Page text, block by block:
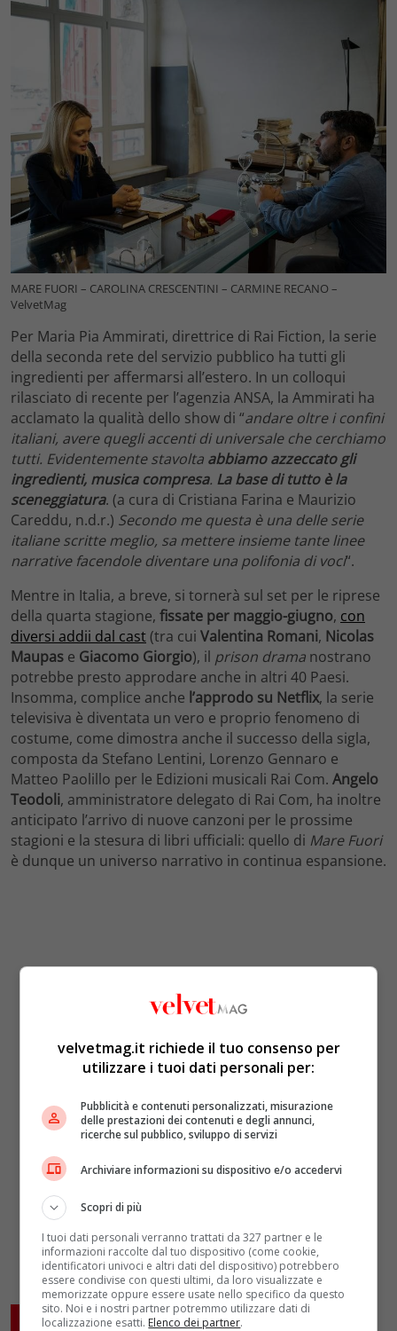
MARE FUORI – CAROLINA CRESCENTINI – CARMINE RECANO –
VelvetMag
Per Maria Pia Ammirati, direttrice di Rai Fiction, la serie
della seconda rete del servizio pubblico ha tutti gli
ingredienti per affermarsi all’estero. In un colloqui
rilasciato di recente per l’agenzia ANSA, la Ammirati ha
acclamato la qualità dello show di “andare oltre i confini
italiani, avere quegli accenti di universale che cerchiamo
tutti. Evidentemente stavolta abbiamo azzeccato gli
ingredienti, musica compresa. La base di tutto è la
sceneggiatura. (a cura di Cristiana Farina e Maurizio
Careddu, n.d.r.) Secondo me questa è una delle serie
italiane scritte meglio, sa mettere insieme tante linee
narrative facendole diventare una polifonia di voci“.
Mentre in Italia, a breve, si tornerà sul set per le riprese
della quarta stagione, fissate per maggio-giugno, con
diversi addii dal cast(tra cui Valentina Romani, Nicolas
Maupas e Giacomo Giorgio), il prison drama nostrano
potrebbe presto approdare anche in altri 40 Paesi.
Insomma, complice anche l’approdo su Netflix, la serie
televisiva è diventata un vero e proprio fenomeno di
costume, come dimostra anche il successo della sigla,
composta da Stefano Lentini, Lorenzo Gennaro e
Matteo Paolillo per le Edizioni musicali Rai Com. Angelo
Teodoli, amministratore delegato di Rai Com, ha inoltre
anticipato l’arrivo di nuove canzoni per le prossime
stagioni e la stesura di libri ufficiali: quello di Mare Fuori
è dunque un universo narrativo in continua espansione.
ARTICOLI CORRELATI
velvetmag.it richiede il tuo consenso per
utilizzare i tuoi dati personali per:
Pubblicità e contenuti personalizzati, misurazione
delle prestazioni dei contenuti e degli annunci,
ricerche sul pubblico, sviluppo di servizi
Archiviare informazioni su dispositivo e/o accedervi
Scopri di più
I tuoi dati personali verranno trattati da 327 partner e le
informazioni raccolte dal tuo dispositivo (come cookie,
identificatori univoci e altri dati del dispositivo) potrebbero
essere condivise con questi ultimi, da loro visualizzate e
memorizzate oppure essere usate nello specifico da questo
sito. Noi e i nostri partner potremmo utilizzare dati di
localizzazione esatti. Elenco dei partner.